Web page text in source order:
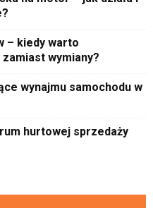
– kiedy warto
wymiany?
wynajmu samochodu w
hurtowej sprzedaży